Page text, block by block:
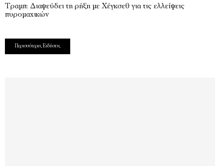
Τραμπ: Διαψεύδει τη ρήξη με Χέγκσεθ για τις ελλείψεις
πυρομαχικών
Περισσότερες Ειδήσεις